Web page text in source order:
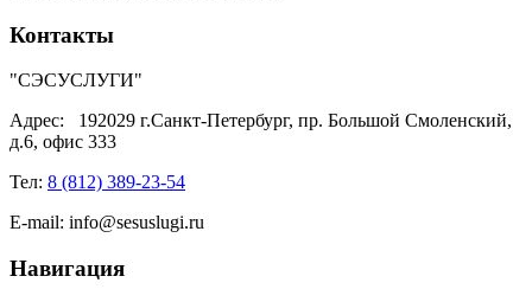
Контакты
"СЭСУСЛУГИ"
Адрес:
192029 г.Санкт-Петербург, пр. Большой Смоленский,
д.6, офис 333
Тел: 8 (812) 389-23-54
E-mail: info@sesuslugi.ru
Навигация